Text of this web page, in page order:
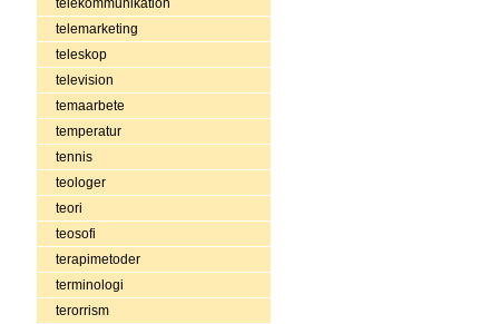
telekommunikation
telemarketing
teleskop
television
temaarbete
temperatur
tennis
teologer
teori
teosofi
terapimetoder
terminologi
terorrism